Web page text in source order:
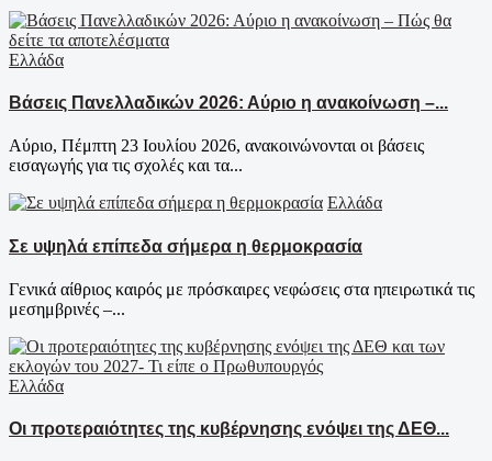
Ελλάδα
Βάσεις Πανελλαδικών 2026: Αύριο η ανακοίνωση –...
Αύριο, Πέμπτη 23 Ιουλίου 2026, ανακοινώνονται οι βάσεις
εισαγωγής για τις σχολές και τα...
Ελλάδα
Σε υψηλά επίπεδα σήμερα η θερμοκρασία
Γενικά αίθριος καιρός με πρόσκαιρες νεφώσεις στα ηπειρωτικά τις
μεσημβρινές –...
Ελλάδα
Οι προτεραιότητες της κυβέρνησης ενόψει της ΔΕΘ...